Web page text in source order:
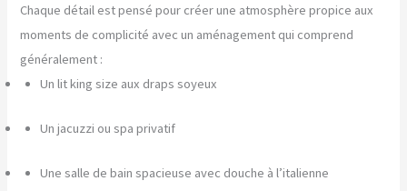
Chaque détail est pensé pour créer une atmosphère propice aux
moments de complicité avec un aménagement qui comprend
généralement :
Un lit king size aux draps soyeux
Un jacuzzi ou spa privatif
Une salle de bain spacieuse avec douche à l’italienne